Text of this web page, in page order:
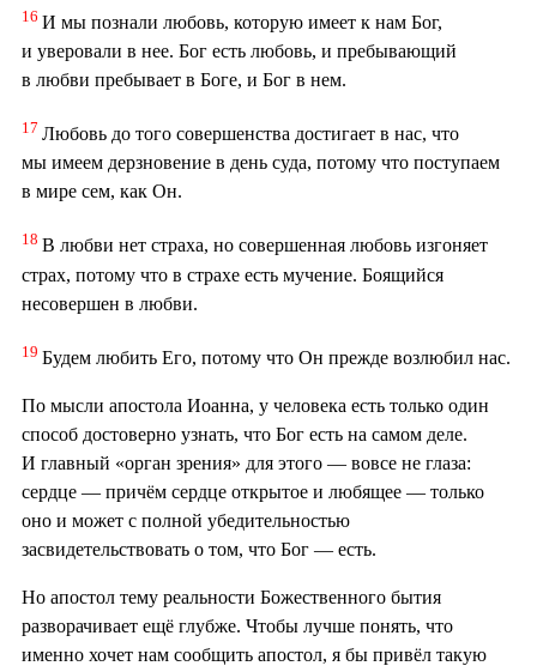
16 И мы познали любовь, которую имеет к нам Бог,
и уверовали в нее. Бог есть любовь, и пребывающий
в любви пребывает в Боге, и Бог в нем.
17 Любовь до того совершенства достигает в нас, что
мы имеем дерзновение в день суда, потому что поступаем
в мире сем, как Он.
18 В любви нет страха, но совершенная любовь изгоняет
страх, потому что в страхе есть мучение. Боящийся
несовершен в любви.
19 Будем любить Его, потому что Он прежде возлюбил нас.
По мысли апостола Иоанна, у человека есть только один
способ достоверно узнать, что Бог есть на самом деле.
И главный «орган зрения» для этого — вовсе не глаза:
сердце — причём сердце открытое и любящее — только
оно и может с полной убедительностью
засвидетельствовать о том, что Бог — есть.
Но апостол тему реальности Божественного бытия
разворачивает ещё глубже. Чтобы лучше понять, что
именно хочет нам сообщить апостол, я бы привёл такую